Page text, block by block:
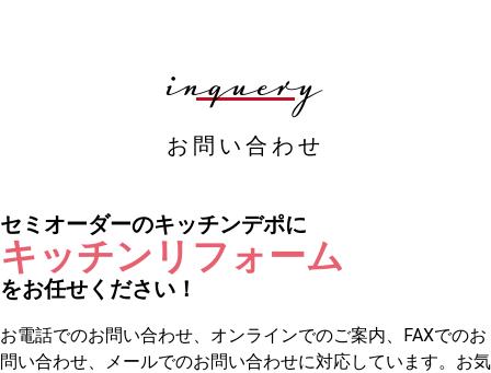
inquery
お問い合わせ
セミオーダーのキッチンデポに
キッチンリフォーム
をお任せください！
お電話でのお問い合わせ、オンラインでのご案内、FAXでのお
問い合わせ、メールでのお問い合わせに対応しています。お気